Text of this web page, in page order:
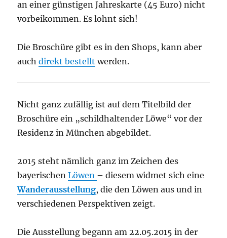
an einer günstigen Jahreskarte (45 Euro) nicht
vorbeikommen. Es lohnt sich!
Die Broschüre gibt es in den Shops, kann aber
auchdirekt bestellt werden.
Nicht ganz zufällig ist auf dem Titelbild der
Broschüre ein „schildhaltender Löwe“ vor der
Residenz in München abgebildet.
2015 steht nämlich ganz im Zeichen des
bayerischenLöwen – diesem widmet sich eine
Wanderausstellung, die den Löwen aus und in
verschiedenen Perspektiven zeigt.
Die Ausstellung begann am 22.05.2015 in der